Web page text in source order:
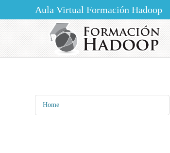
Aula Virtual Formación Hadoop
Home